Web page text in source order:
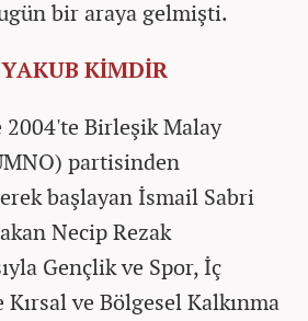
bir araya gelmişti.
KİMDİR
Birleşik Malay
partisinden
başlayan İsmail Sabri
Necip Rezak
Gençlik ve Spor, İç
Kırsal ve Bölgesel Kalkınma